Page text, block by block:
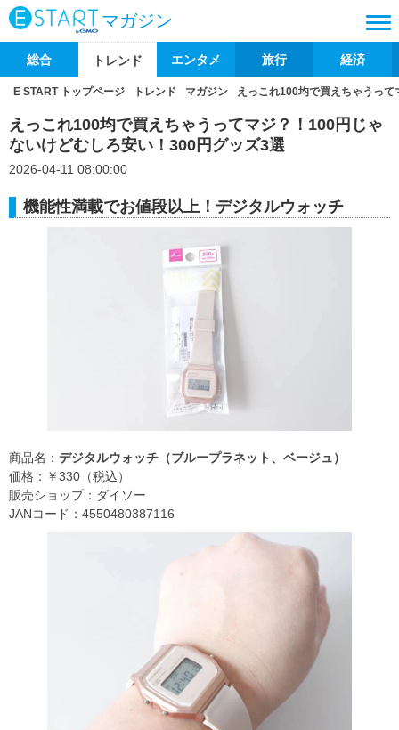
マガジン
総合 トレンド エンタメ 旅行 経済
E START トップページ トレンド マガジン えっこれ100均で買えちゃうっ
えっこれ100均で買えちゃうってマジ？！100円じゃ
ないけどむしろ安い！300円グッズ3選
2026-04-11 08:00:00
機能性満載でお値段以上！デジタルウォッチ
商品名： デジタルウォッチ（ブループラネット、ベージュ）
価格：￥330（税込）
販売ショップ：ダイソー
JANコード：4550480387116